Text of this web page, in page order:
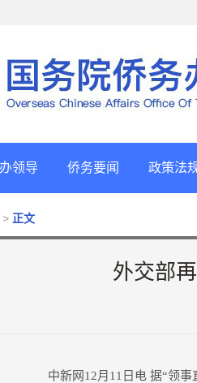
领导 侨务要闻 政策法
> 正文
外交部
中新网12月11日电 据“领事